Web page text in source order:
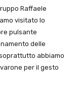
Raffaele
visitato lo
pulsante
delle
abbiamo
per il gesto